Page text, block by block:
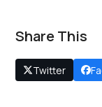
Share This
Twitter